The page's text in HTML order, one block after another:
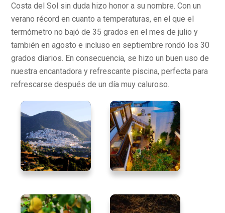
Costa del Sol sin duda hizo honor a su nombre. Con un
verano récord en cuanto a temperaturas, en el que el
termómetro no bajó de 35 grados en el mes de julio y
también en agosto e incluso en septiembre rondó los 30
grados diarios. En consecuencia, se hizo un buen uso de
nuestra encantadora y refrescante piscina, perfecta para
refrescarse después de un día muy caluroso.